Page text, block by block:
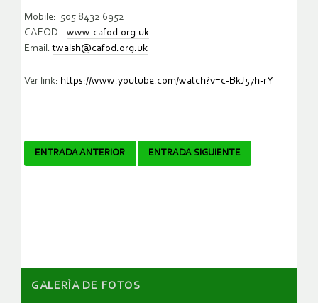
Mobile: 505 8432 6952
CAFOD www.cafod.org.uk
Email:twalsh@cafod.org.uk
Ver link: https://www.youtube.com/watch?v=c-BkJ57h-rY
Navegador
ENTRADA ANTERIOR ENTRADA SIGUIENTE
GALERÌA DE FOTOS